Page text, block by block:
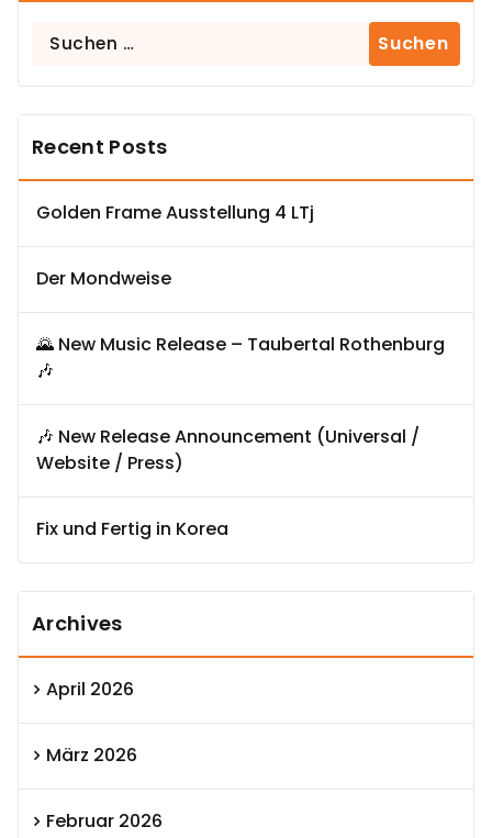
Suchen
Recent Posts
Golden Frame Ausstellung 4 LTj
Der Mondweise
🌄 New Music Release – Taubertal Rothenburg
🎶
🎶 New Release Announcement (Universal /
Website / Press)
Fix und Fertig in Korea
Archives
April 2026
März 2026
Februar 2026